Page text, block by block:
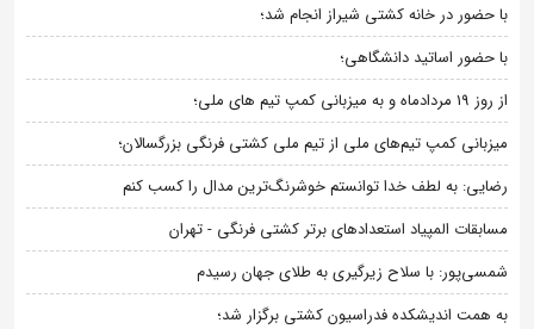
با حضور در خانه کشتی شیراز انجام شد؛
با حضور اساتید دانشگاهی؛
از روز 19 مردادماه و به میزبانی کمپ تیم های ملی؛
میزبانی کمپ تیم‌های ملی از تیم ملی کشتی فرنگی بزرگسالان؛
رضایی: به لطف خدا توانستم خوشرنگ‌ترین مدال را کسب کنم
مسابقات المپیاد استعدادهای برتر کشتی فرنگی - تهران
شمسی‌پور: با سلاح زیرگیری به طلای جهان رسیدم
به همت اندیشکده فدراسیون کشتی برگزار شد؛